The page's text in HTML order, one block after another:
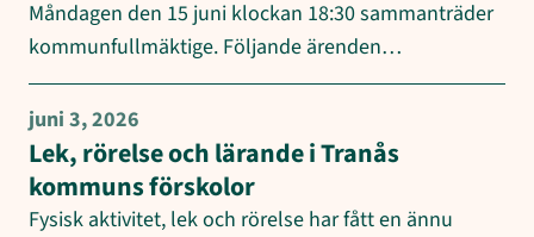
Måndagen den 15 juni klockan 18:30 sammanträder
kommunfullmäktige. Följande ärenden…
juni 3, 2026
Lek, rörelse och lärande i Tranås
kommuns förskolor
Fysisk aktivitet, lek och rörelse har fått en ännu